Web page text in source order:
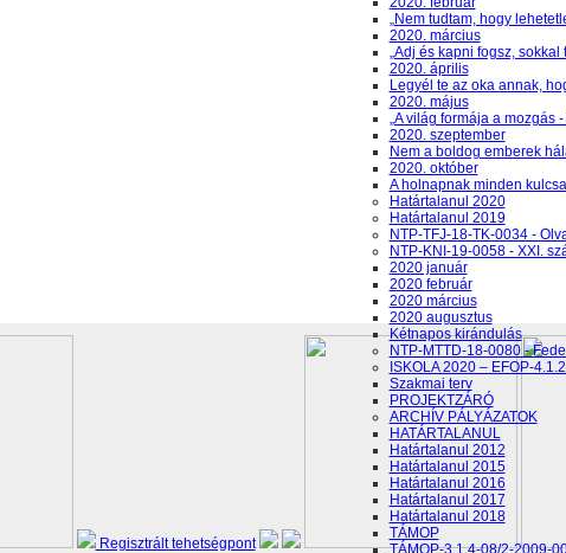
„Nem tudtam, hogy
2020. március
„Adj és kapni fogsz,
2020. április
Legyél te az oka annak,
2020. május
„A világ formája a mozgás
2020. szeptember
Nem a boldog emberek
2020. október
A holnapnak minden
Határtalanul 2020
Határtalanul 2019
NTP-TFJ-18-TK-0034 -
NTP-KNI-19-0058 - XXI.
2020 január
2020 február
2020 március
2020 augusztus
Kétnapos kirándulás
NTP-MTTD-18-0080 -
ISKOLA 2020 – EFOP-
Szakmai terv
PROJEKTZÁRÓ
ARCHÍV PÁLYÁZATOK
HATÁRTALANUL
Határtalanul 2012
Határtalanul 2015
Határtalanul 2016
Határtalanul 2017
Határtalanul 2018
TÁMOP
TÁMOP-3.1.4-08/2-2009-
Regisztrált tehetségpont